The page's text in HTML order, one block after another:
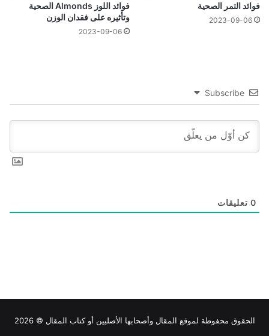
فوائد التمر الصحية
2023-09-06
فوائد اللوز Almonds الصحية
وتأثيره على فقدان الوزن
2023-09-06
Subscribe
0 تعليقات
الحقوق محفوظة لموقع المقال وأصحابها الأصليين أو كتاب المقال © 2026